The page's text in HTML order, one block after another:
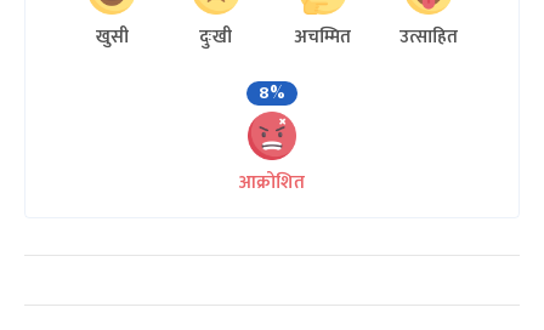
खुसी दुःखी अचम्मित
उत्साहित
8%
आक्रोशित